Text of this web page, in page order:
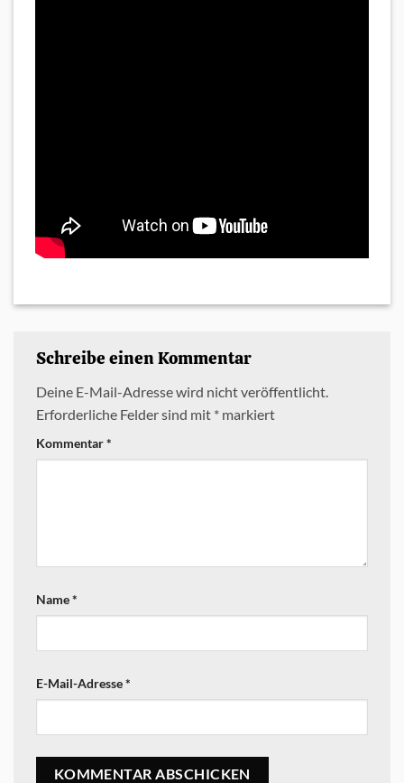
Schreibe einen Kommentar
Deine E-Mail-Adresse wird nicht veröffentlicht.
Erforderliche Felder sind mit * markiert
Kommentar*
Name*
E-Mail-Adresse*